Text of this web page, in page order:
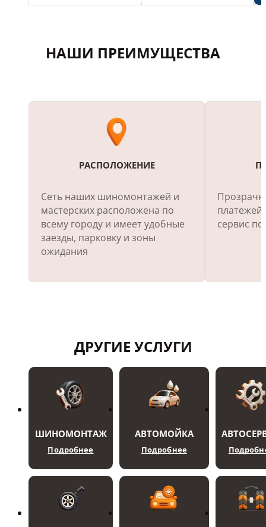
НАШИ ПРЕИМУЩЕСТВА
РАСПОЛОЖЕНИЕ
Сеть наших шиномонтажей и
мастерских расположена по
всему городу и имеет удобные
заезды, парковку и зоны
ожидания
сервис
ДРУГИЕ УСЛУГИ
ШИНОМОНТАЖ
Подробнее
АВТОМОЙКА
Подробнее